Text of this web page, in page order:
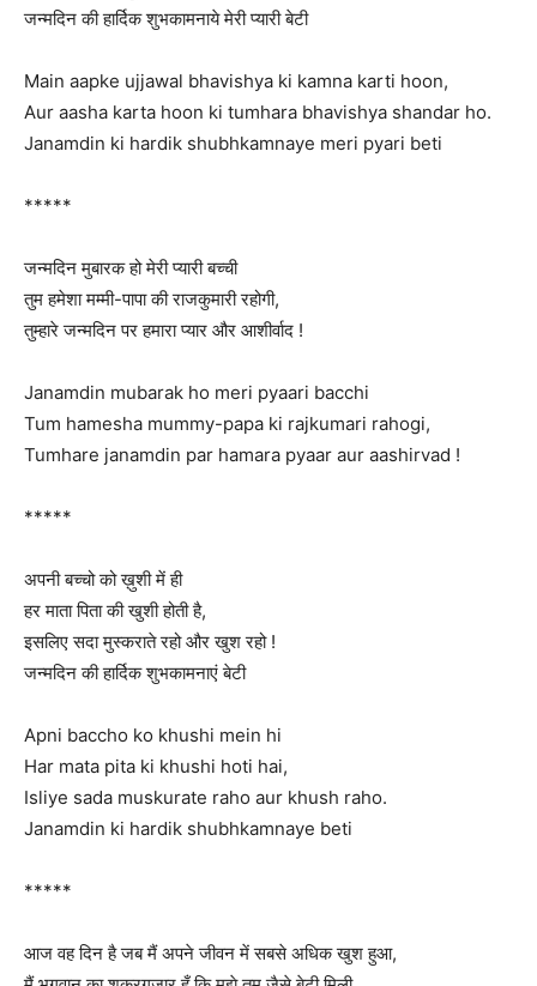
जन्मदिन की हार्दिक शुभकामनाये मेरी प्यारी बेटी
Main aapke ujjawal bhavishya ki kamna karti hoon,
Aur aasha karta hoon ki tumhara bhavishya shandar ho.
Janamdin ki hardik shubhkamnaye meri pyari beti
*****
जन्मदिन मुबारक हो मेरी प्यारी बच्ची
तुम हमेशा मम्मी-पापा की राजकुमारी रहोगी,
तुम्हारे जन्मदिन पर हमारा प्यार और आशीर्वाद !
Janamdin mubarak ho meri pyaari bacchi
Tum hamesha mummy-papa ki rajkumari rahogi,
Tumhare janamdin par hamara pyaar aur aashirvad !
*****
अपनी बच्चो को ख़ुशी में ही
हर माता पिता की खुशी होती है,
इसलिए सदा मुस्कराते रहो और खुश रहो !
जन्मदिन की हार्दिक शुभकामनाएं बेटी
Apni baccho ko khushi mein hi
Har mata pita ki khushi hoti hai,
Isliye sada muskurate raho aur khush raho.
Janamdin ki hardik shubhkamnaye beti
*****
आज वह दिन है जब मैं अपने जीवन में सबसे अधिक खुश हुआ,